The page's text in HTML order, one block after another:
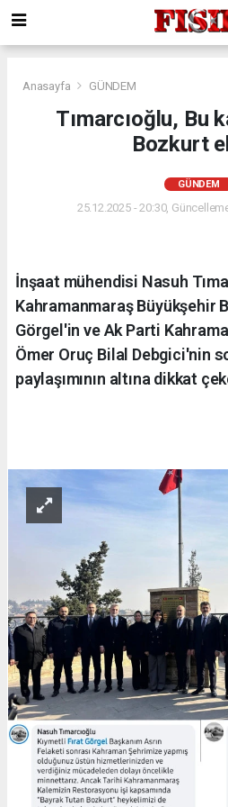
Anasayfa GÜNDEM
Tımarcıoğlu, Bu
Bozkurt
GÜNDEM
25.12.2025 - 20:30,
İnşaat mühendisi Nasuh
Kahramanmaraş Büyükşehir
Görgel'in ve Ak Parti
Ömer Oruç Bilal Debgici'nin
paylaşımının altına dikkat